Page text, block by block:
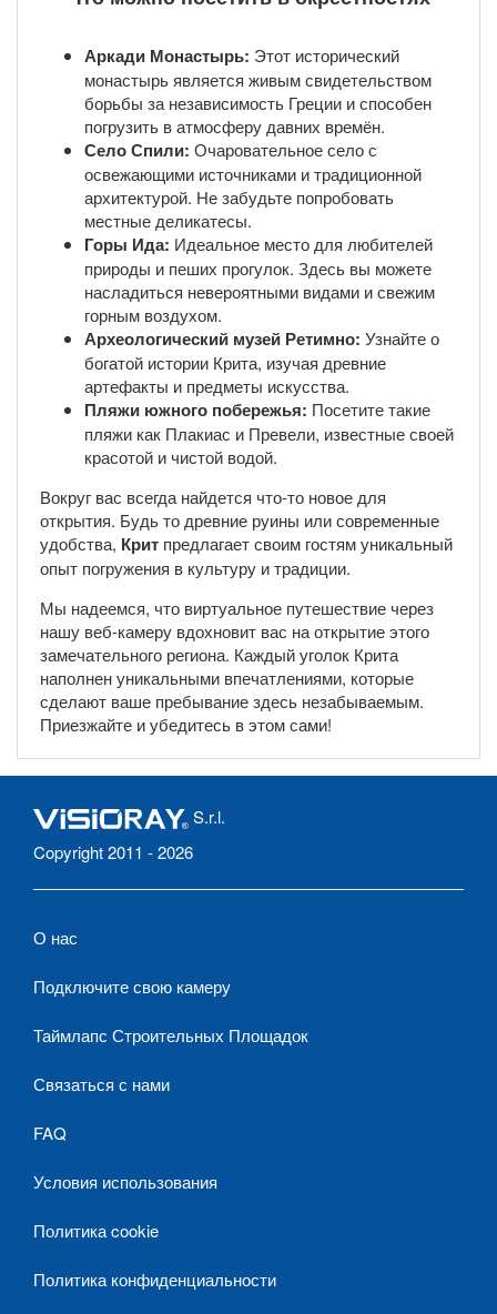
Аркади Монастырь: Этот исторический
монастырь является живым свидетельством
борьбы за независимость Греции и способен
погрузить в атмосферу давних времён.
Село Спили: Очаровательное село с
освежающими источниками и традиционной
архитектурой. Не забудьте попробовать
местные деликатесы.
Горы Ида: Идеальное место для любителей
природы и пеших прогулок. Здесь вы можете
насладиться невероятными видами и свежим
горным воздухом.
Археологический музей Ретимно: Узнайте о
богатой истории Крита, изучая древние
артефакты и предметы искусства.
Пляжи южного побережья: Посетите такие
пляжи как Плакиас и Превели, известные своей
красотой и чистой водой.
Вокруг вас всегда найдется что-то новое для
открытия. Будь то древние руины или современные
удобства, Крит предлагает своим гостям уникальный
опыт погружения в культуру и традиции.
Мы надеемся, что виртуальное путешествие через
нашу веб-камеру вдохновит вас на открытие этого
замечательного региона. Каждый уголок Крита
наполнен уникальными впечатлениями, которые
сделают ваше пребывание здесь незабываемым.
Приезжайте и убедитесь в этом сами!
S.r.l.
Copyright 2011 - 2026
О нас
Подключите свою камеру
Таймлапс Строительных Площадок
Связаться с нами
FAQ
Условия использования
Политика cookie
Политика конфиденциальности